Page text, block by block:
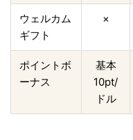
ウェルカム
ギフト
×
ポイントボ
ーナス
基本
10pt/
ドル